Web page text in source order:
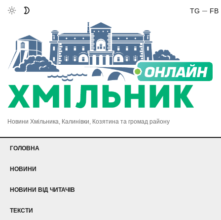
FB
TG
Новини Хмільника, Калинівки, Козятина та громад району
ГОЛОВНА
НОВИНИ
НОВИНИ ВІД ЧИТАЧІВ
ТЕКСТИ